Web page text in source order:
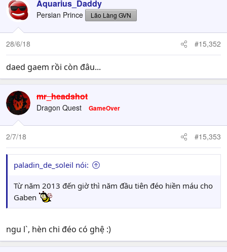
Aquarius_Daddy
Persian Prince Lão Làng GVN
28/6/18 #15,352
daed gaem rồi còn đâu...
mr_headshot
Dragon Quest GameOver
2/7/18 #15,353
paladin_de_soleil nói:
Từ năm 2013 đến giờ thì năm đầu tiên đéo hiền máu cho
Gaben
ngu l`, hèn chi đéo có ghệ :)